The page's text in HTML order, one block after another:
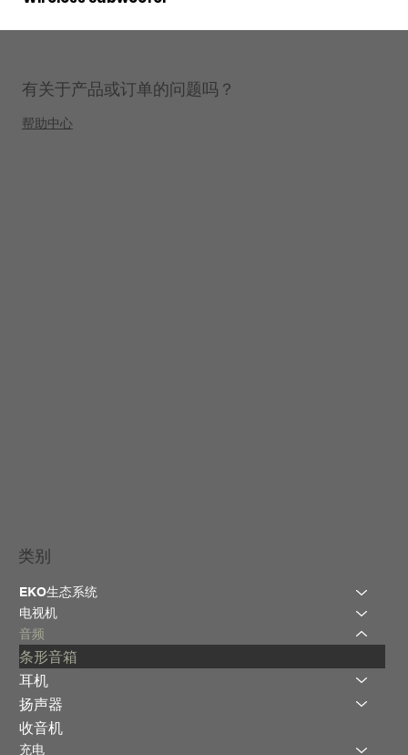
有关于产品或订单的问题吗？
帮助中心
类别
EKO生态系统
电视机
音频
条形音箱
耳机
扬声器
收音机
充电